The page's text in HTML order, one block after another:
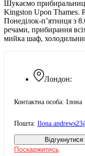
Лондон:
Контактна особа: Ілона
Пошта:
Відгукнутися
Поскаржитись
Шукаємо
Kingston Upon Thames.
Понеділок-пʼятниця з
речами, прибирання
мийка шаф,